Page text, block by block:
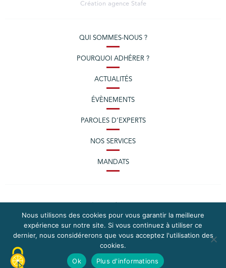
Création agence Stafe
QUI SOMMES-NOUS ?
POURQUOI ADHÉRER ?
ACTUALITÉS
ÉVÈNEMENTS
PAROLES D’EXPERTS
NOS SERVICES
MANDATS
PLAN DU SITE
MENTIONS LÉGALES
CONTACTEZ LA CPME
Nous utilisons des cookies pour vous garantir la meilleure
expérience sur notre site. Si vous continuez à utiliser ce
dernier, nous considérerons que vous acceptez l'utilisation des
cookies.
Ok
Plus d'informations